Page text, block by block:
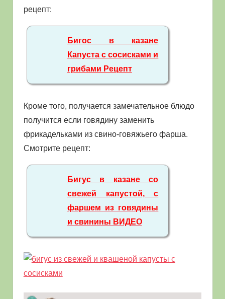
рецепт:
Бигос в казане
Капуста с сосисками и
грибами Рецепт
Кроме того, получается замечательное блюдо
получится если говядину заменить
фрикадельками из свино-говяжьего фарша.
Смотрите рецепт:
Бигус в казане со
свежей капустой, с
фаршем из говядины
и свинины ВИДЕО